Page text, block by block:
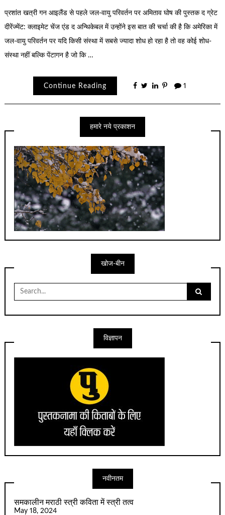
प्रशांत खत्री गन आइलैंड से पहले जल-वायु परिवर्तन पर अमिताव घोष की पुस्तक द ग्रेट
दीरेंज्मेंट: क्लाइमेट चेंज एंड द अन्थिकेबल में उन्होंने इस बात की चर्चा की है कि अमेरिका में
जल-वायु परिवर्तन पर यदि किसी संस्था में सबसे ज्यादा शोध हो रहा है तो वह कोई शोध-
संस्था नहीं बल्कि पेंटागन है जो कि …
Continue Reading 1
हमारे नये प्रकाशन
खोज-बीन
for:
विज्ञापन
नवीनतम
समकालीन मराठी स्त्री कविता में स्त्री तत्व
May 18, 2024